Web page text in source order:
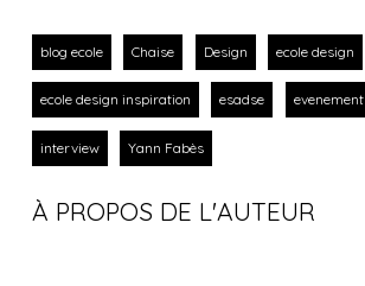
blog ecole Chaise Design ecole design
ecole design inspiration esadse evenement
interview Yann Fabès
À PROPOS DE L'AUTEUR